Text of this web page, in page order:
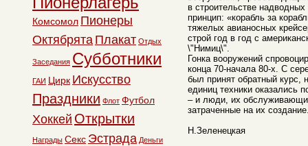
в строительстве
принцип: «корабль за
тяжелых авианосных
строй год в год с
\"Нимиц\".
Гонка вооружений
конца 70-начала 80-х. С
был принят обратный курс,
единиц техники оказались
– и люди, их
затраченные на их
Н.Зеленецкая
Комсомол Пионеры
Октябрята Плакат Отдых
Заседания Субботники
ГАИ Цирк Искусство
Праздники Флот Футбол
Хоккей Открытки
Награды Секс Эстрада Деньги